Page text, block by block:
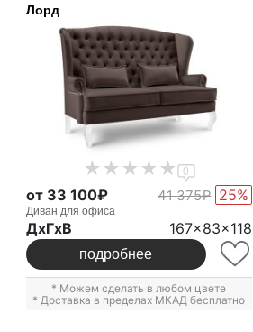
Лорд
0
от 33 100₽ 41 375₽ 25%
Диван для офиса
ДxГxВ 167x83x118
подробнее
* Можем сделать в любом цвете
* Доставка в пределах МКАД бесплатно